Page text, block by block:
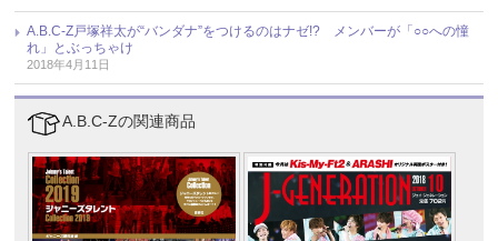
A.B.C-Z戸塚祥太が“バンダナ”をつけるのはナゼ!? メンバーが「○○への憧
れ」とぶっちゃけ
2018年4月11日
A.B.C-Zの関連商品